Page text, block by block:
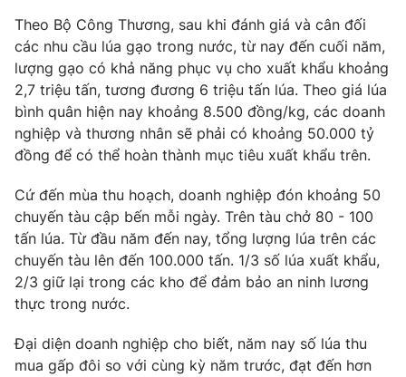
Giải sao mai
Làm đẹp
Chất lượng cuộc sống
Tuyển sinh
Học trực tuyến
Công nghệ
Hitech Công nghệ tương lai
Sản phẩm
Thị trường
Tư vấn
Giao lưu trực tuyến
Lịch phát sóng
Chuyên mục khác
Emagazine Podcast
Photo
Video Shorts video
Theo Bộ Công Thương, sau khi đánh giá và cân đối
các nhu cầu lúa gạo trong nước, từ nay đến cuối năm,
lượng gạo có khả năng phục vụ cho xuất khẩu khoảng
2,7 triệu tấn, tương đương 6 triệu tấn lúa. Theo giá lúa
bình quân hiện nay khoảng 8.500 đồng/kg, các doanh
nghiệp và thương nhân sẽ phải có khoảng 50.000 tỷ
đồng để có thể hoàn thành mục tiêu xuất khẩu trên.
Cứ đến mùa thu hoạch, doanh nghiệp đón khoảng 50
chuyến tàu cập bến mỗi ngày. Trên tàu chở 80 - 100
tấn lúa. Từ đầu năm đến nay, tổng lượng lúa trên các
chuyến tàu lên đến 100.000 tấn. 1/3 số lúa xuất khẩu,
2/3 giữ lại trong các kho để đảm bảo an ninh lương
thực trong nước.
Đại diện doanh nghiệp cho biết, năm nay số lúa thu
mua gấp đôi so với cùng kỳ năm trước, đạt đến hơn